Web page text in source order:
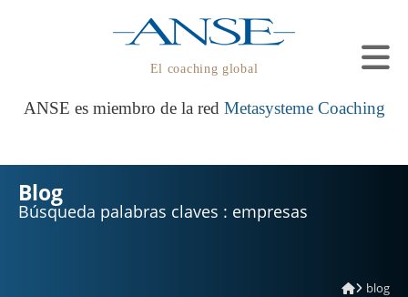
El coaching global
ANSE es miembro de la red Metasysteme Coaching
Blog
Búsqueda palabras claves : empresas
blog